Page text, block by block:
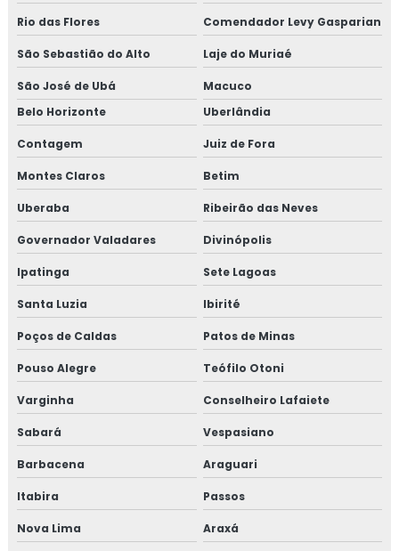
Isolamento térmico de dutos preço
Isolamento térmico de dutos valor
Isolamento térmico de turbinas
Isolamento térmico em fibra cerâmica
Isolamento térmico industrial rio de janeiro
Isolamento térmico industrial rj
Isolamento térmico interno
Isolamento térmico offshore petrolífero
Isolamento térmico para container
Isolamento térmico para funilaria industrial
Isolamento térmico para galpão de armazenagem
Rio das Flores Comendador Levy Gasparian
São Sebastião do Alto Laje do Muriaé
São José de Ubá
Macuco
Belo Horizonte
Uberlândia
Contagem Juiz de Fora
Montes Claros Betim
Uberaba Ribeirão das Neves
Governador Valadares Divinópolis
Ipatinga Sete Lagoas
Santa Luzia Ibirité
Poços de Caldas Patos de Minas
Pouso Alegre Teófilo Otoni
Varginha Conselheiro Lafaiete
Sabará Vespasiano
Barbacena Araguari
Itabira Passos
Nova Lima Araxá